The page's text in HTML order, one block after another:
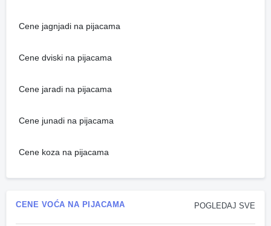
Cene jagnjadi na pijacama
Cene dviski na pijacama
Cene jaradi na pijacama
Cene junadi na pijacama
Cene koza na pijacama
POGLEDAJ SVE
CENE VOĆA NA PIJACAMA